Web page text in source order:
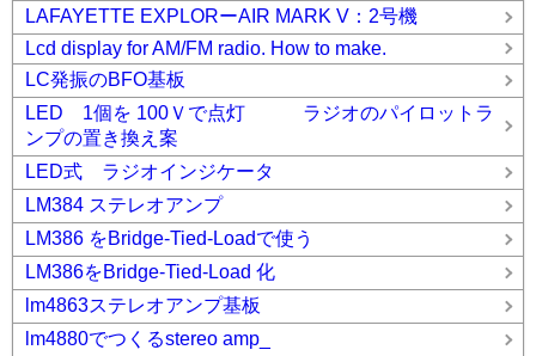
LAFAYETTE EXPLORーAIR MARK V：2号機
Lcd display for AM/FM radio. How to make.
LC発振のBFO基板
LED 1個を 100Ｖで点灯 ラジオのパイロットラ
ンプの置き換え案
LED式 ラジオインジケータ
LM384 ステレオアンプ
LM386 をBridge-Tied-Loadで使う
LM386をBridge-Tied-Load 化
lm4863ステレオアンプ基板
lm4880でつくるstereo amp_